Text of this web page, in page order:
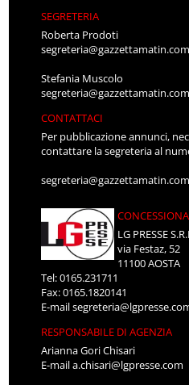
SEGRETERIA
Roberta Prodoti
segreteria@gazzettamatin.com
Stefania Muscolo
segreteria@gazzettamatin.com
CONTATTACI
Per pubblicazione annunci,
contattare la segreteria al
segreteria@gazzettamatin.com
LG PRESSE
via Festaz, 52
11100 AOSTA
Tel: 0165.231711
Fax: 0165.1820141
E-mail
RESPONSABILE DI AGENZIA
Arianna Gori Chisari
E-maila.chisari@lgpresse.com